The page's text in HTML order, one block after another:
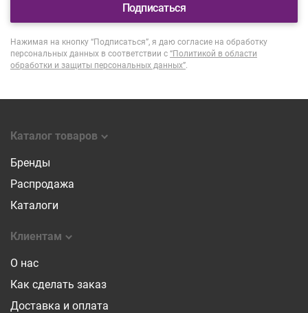
Подписаться
Нажимая на кнопку “Подписаться”, я даю согласие на обработку
персональных данных в соответствии с “Политикой в области
обработки и защиты персональных данных”
Каталог товаров
Бренды
Распродажа
Каталоги
Клиентам
О нас
Как сделать заказ
Доставка и оплата